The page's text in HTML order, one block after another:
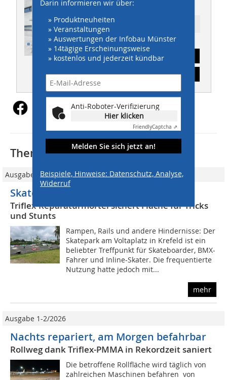
THIS 03/2023
Abonnement
Inhaltsverzeichnis
Darin informieren wir über:
» Produktneuheiten
» Veranstaltungen
» Auswertungen der Infobau Münster
» 14tägige Erscheinungsweise
» kostenlos und jederzeit kündbar
Anti-Roboter-Verifizierung
Hier klicken
FriendlyCaptcha ⇗
Melden Sie sich jetzt an!
Beispiele, Hinweise: Datenschutz, Analyse,
Widerruf
Thematisch passende Artikel:
Ausgabe 04/2025
Skatepark nachhaltig ausgebessert
Triflex-Reparaturmörtel sichert Fläche für Tricks
und Stunts
Rampen, Rails und andere Hindernisse: Der
Skatepark am Voltaplatz in Krefeld ist ein
beliebter Treffpunkt für Skateboarder, BMX-
Fahrer und Inline-Skater. Die frequentierte
Nutzung hatte jedoch mit...
mehr
Ausgabe 1-2/2026
Nachts repariert, am Morgen befahrbar
Rollweg dank Triflex-PMMA in Rekordzeit saniert
Die betroffene Rollfläche wird täglich von
zahlreichen Maschinen befahren  von